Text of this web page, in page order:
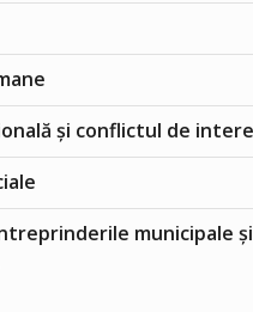
și conflictul de
municipale